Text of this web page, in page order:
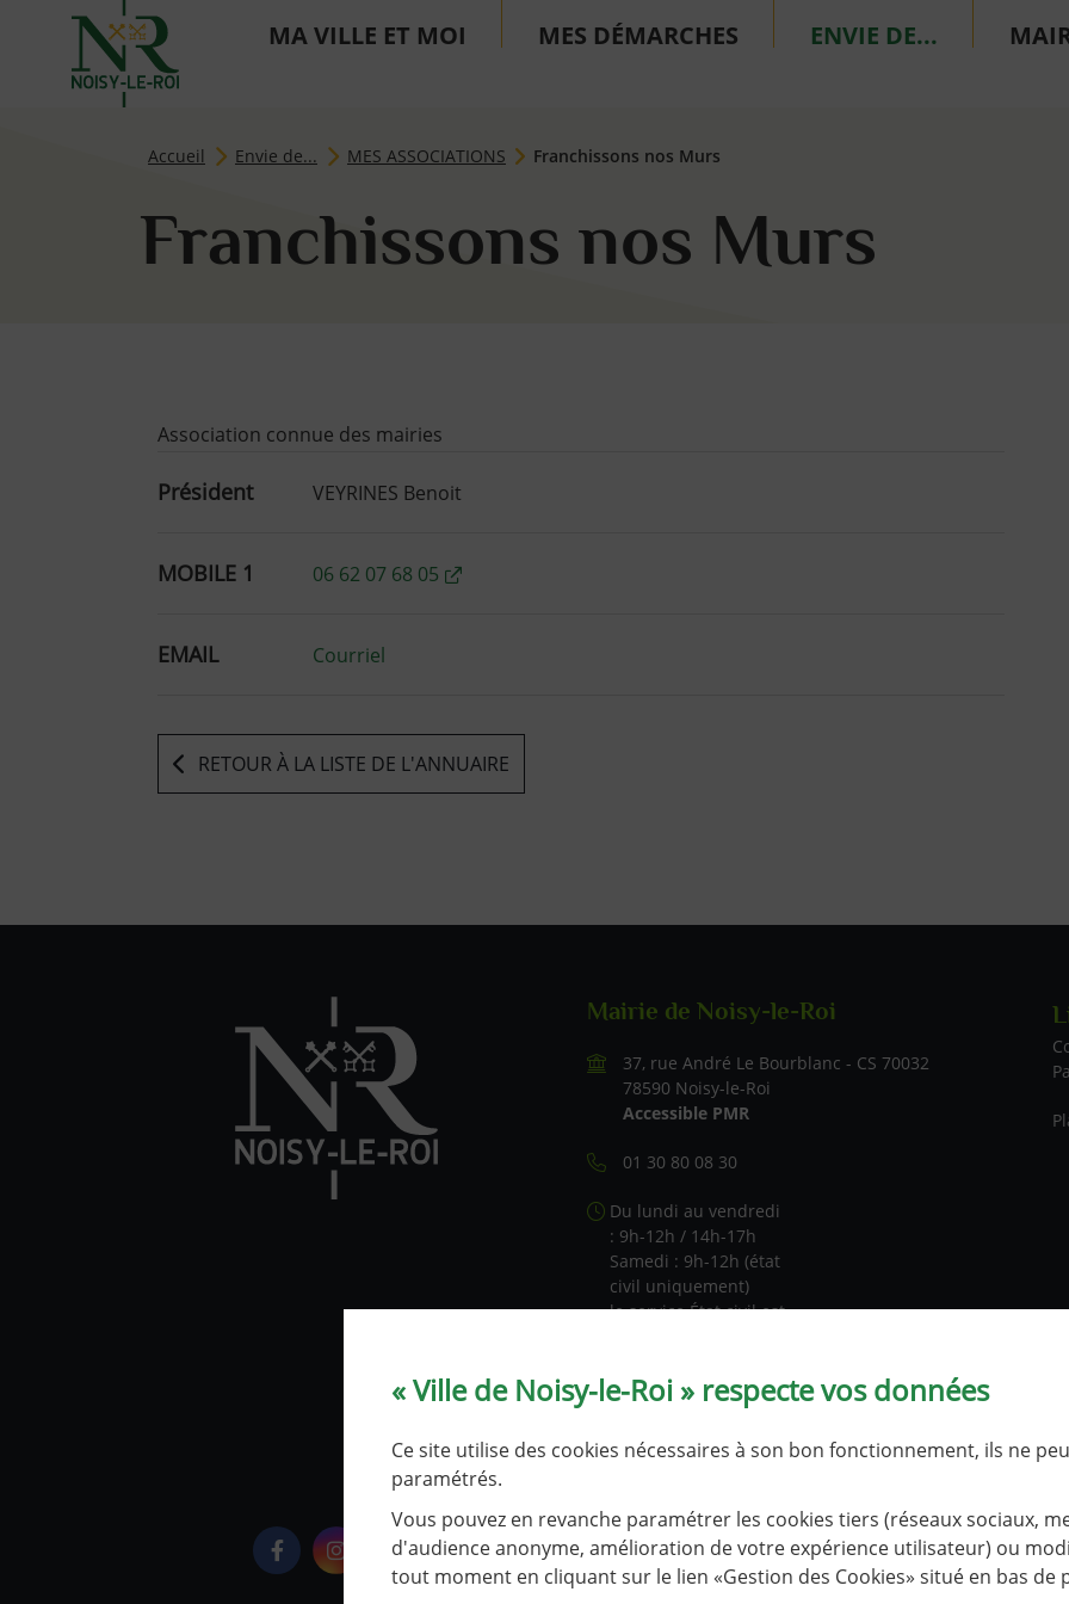
MA VILLE ET MOI MES DÉMARCHES ENVIE DE...
Accueil
Page d'accueil du site
Envie de... MES ASSOCIATIONS Franchissons nos Murs
Franchissons nos Murs
Contenu de la fiche d'annuaire
Association connue des mairies
Président VEYRINES Benoit
MOBILE 1 06 62 07 68 05
EMAIL Courriel
RETOUR À LA LISTE DE L'ANNUAIRE
Logo Facebook
Logo Instagram
Logo Youtube
Mairie de Noisy-le-Roi
37, rue André Le Bourblanc - CS 70032
78590 Noisy-le-Roi
Accessible PMR
01 30 80 08 30
Du lundi au vendredi
: 9h-12h / 14h-17h
Samedi : 9h-12h (état
civil uniquement)
le service État civil est
chaque mois.
fréquentation
NOUS CONTACTER
« Ville de Noisy-le-Roi » respecte vos données
Ce site utilise des cookies nécessaires à son bon fonctionnement, ils ne
paramétrés.
Vous pouvez en revanche paramétrer les cookies tiers (réseaux sociaux,
d'audience anonyme, amélioration de votre expérience utilisateur) ou
tout moment en cliquant sur le lien «Gestion des Cookies» situé en bas de